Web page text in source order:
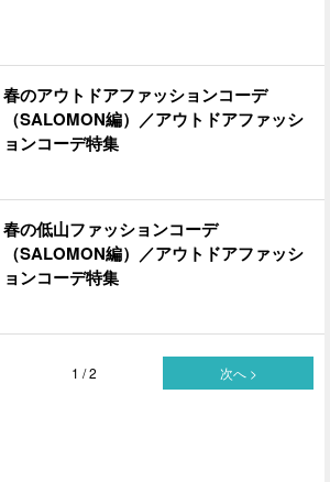
春のアウトドアファッションコーデ
（SALOMON編）／アウトドアファッシ
ョンコーデ特集
春の低山ファッションコーデ
（SALOMON編）／アウトドアファッシ
ョンコーデ特集
1 / 2 次へ >